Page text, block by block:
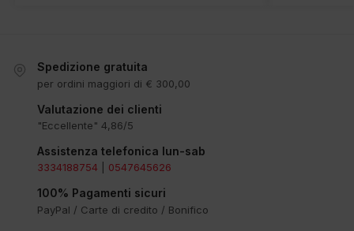
Spedizione gratuita
per ordini maggiori di € 300,00
Valutazione dei clienti
"Eccellente" 4,86/5
Assistenza telefonica lun-sab
3334188754 0547645626
100% Pagamenti sicuri
PayPal / Carte di credito / Bonifico